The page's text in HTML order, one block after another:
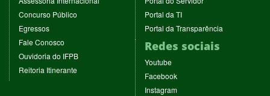
nova
Concurso Público
Egressos(abre
nova
janela)
Fale Conosco
em
nova
janela)
Ouvidoria do IFPB(abre
Reitoria Itinerante(abre
nova
janela)
Portal da TI(abre
nova
janela)
Portal da Transparência
Redes sociais
Youtube(abre
em
nova
janela)
Facebook(abre
Instagram(abre